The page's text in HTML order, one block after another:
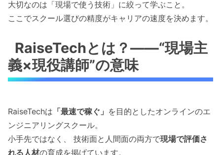
大切なのは「現場で使う技術」に絞って学ぶこと。
ここでスクール選びの精度がキャリアの速度を決めます。
RaiseTechとは？――“現場主
義×現役講師”の意味
RaiseTechは 「最速で稼ぐ」 を目的としたオンラインのエ
ンジニアリングスクール。
小手先ではなく、 技術面と人間面の両方で現場で評価さ
れる人材の育成を掲げています。